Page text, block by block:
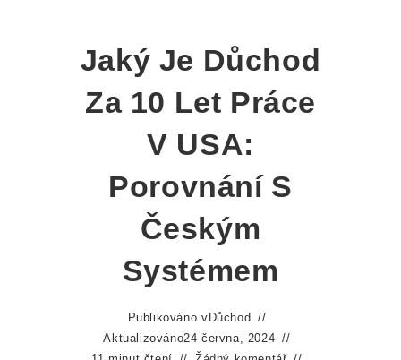
Jaký Je Důchod
Za 10 Let Práce
V USA:
Porovnání S
Českým
Systémem
Publikováno v Důchod
Aktualizováno24 června, 2024